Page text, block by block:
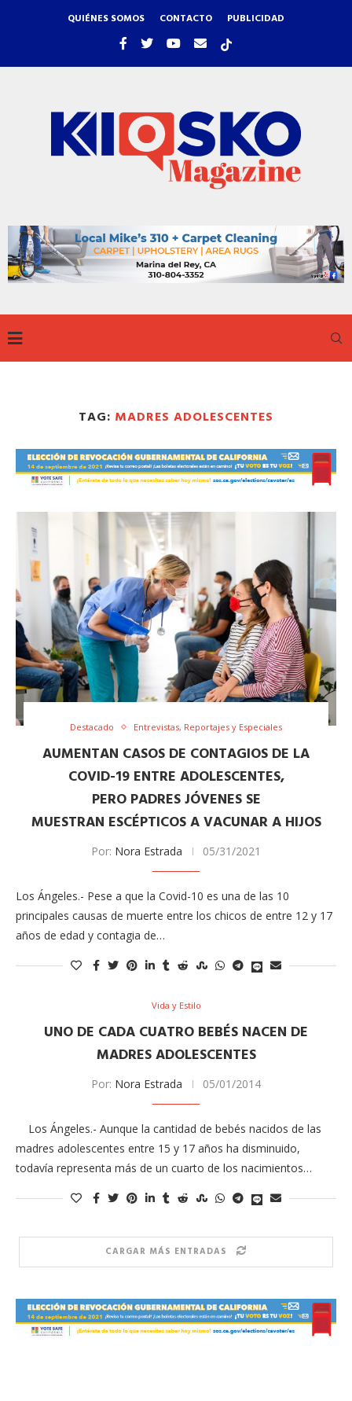
QUIÉNES SOMOS CONTACTO PUBLICIDAD
TAG: MADRES ADOLESCENTES
Destacado Entrevistas, Reportajes y Especiales
AUMENTAN CASOS DE CONTAGIOS DE LA
COVID-19 ENTRE ADOLESCENTES,
PERO PADRES JÓVENES SE
MUESTRAN ESCÉPTICOS A VACUNAR A HIJOS
Por: Nora Estrada 05/31/2021
Los Ángeles.- Pese a que la Covid-10 es una de las 10
principales causas de muerte entre los chicos de entre 12 y 17
años de edad y contagia de…
Vida y Estilo
UNO DE CADA CUATRO BEBÉS NACEN DE
MADRES ADOLESCENTES
Por: Nora Estrada 05/01/2014
Los Ángeles.- Aunque la cantidad de bebés nacidos de las
madres adolescentes entre 15 y 17 años ha disminuido,
todavía representa más de un cuarto de los nacimientos…
CARGAR MÁS ENTRADAS